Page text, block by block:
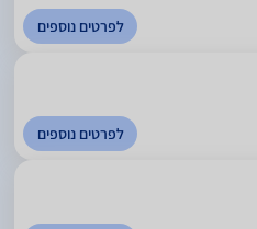
לפרטים נוספים
לפרטים נוספים